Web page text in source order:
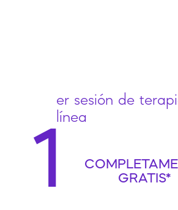
1
er sesión de
línea
GRATIS*